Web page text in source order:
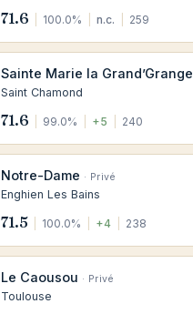
71.6 100.0% n.c. 259
Sainte Marie la Grand’Grange
Saint Chamond
71.6 99.0% +5 240
Notre-Dame · Privé
Enghien Les Bains
71.5 100.0% +4 238
Le Caousou · Privé
Toulouse